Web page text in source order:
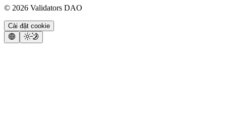
© 2026 Validators DAO
Cài đặt cookie